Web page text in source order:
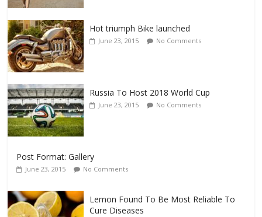
Hot triumph Bike launched
June 23, 2015 No Comments
Russia To Host 2018 World Cup
June 23, 2015 No Comments
Post Format: Gallery
June 23, 2015 No Comments
Lemon Found To Be Most Reliable To
Cure Diseases